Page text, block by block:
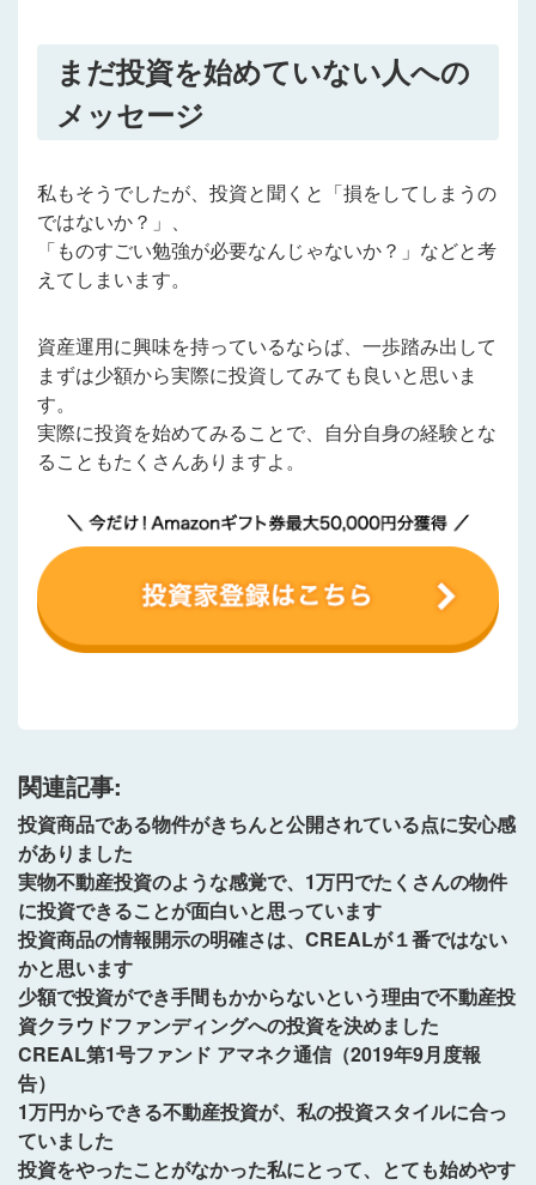
まだ投資を始めていない人への
メッセージ
私もそうでしたが、投資と聞くと「損をしてしまうの
ではないか？」、
「ものすごい勉強が必要なんじゃないか？」などと考
えてしまいます。
資産運用に興味を持っているならば、一歩踏み出して
まずは少額から実際に投資してみても良いと思いま
す。
実際に投資を始めてみることで、自分自身の経験とな
ることもたくさんありますよ。
関連記事:
投資商品である物件がきちんと公開されている点に安心感
がありました
実物不動産投資のような感覚で、1万円でたくさんの物件
に投資できることが面白いと思っています
投資商品の情報開示の明確さは、CREALが１番ではない
かと思います
少額で投資ができ手間もかからないという理由で不動産投
資クラウドファンディングへの投資を決めました
CREAL第1号ファンド アマネク通信（2019年9月度報
告）
1万円からできる不動産投資が、私の投資スタイルに合っ
ていました
投資をやったことがなかった私にとって、とても始めやす